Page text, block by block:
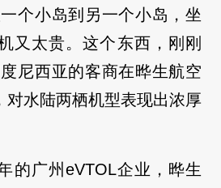
个小岛到另一个小岛，坐
又太贵。这个东西，刚刚
尼西亚的客商在晔生航空
对水陆两栖机型表现出浓厚
的广州eVTOL企业，晔生